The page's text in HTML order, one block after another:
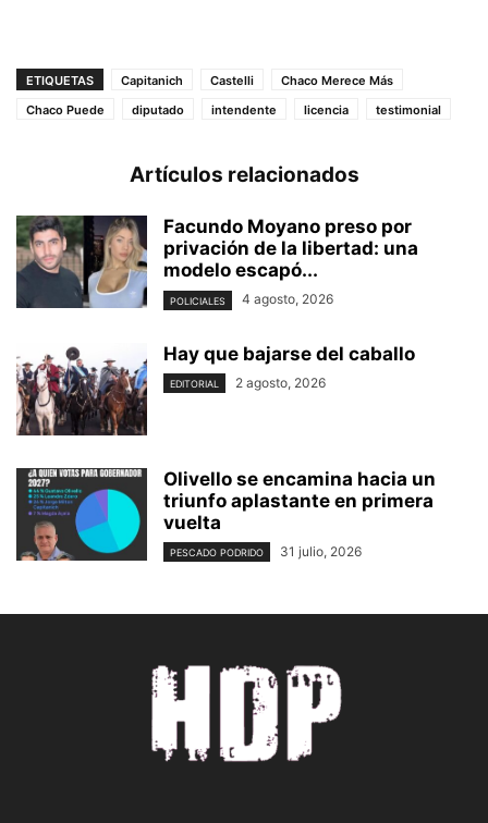
ETIQUETAS Capitanich Castelli
Chaco Merece Más
Chaco Puede
diputado intendente licencia testimonial
Artículos relacionados
Facundo Moyano preso por
privación de la libertad: una
modelo escapó...
POLICIALES 4 agosto, 2026
Hay que bajarse del caballo
EDITORIAL 2 agosto, 2026
Olivello se encamina hacia un
triunfo aplastante en primera
vuelta
PESCADO PODRIDO 31 julio, 2026